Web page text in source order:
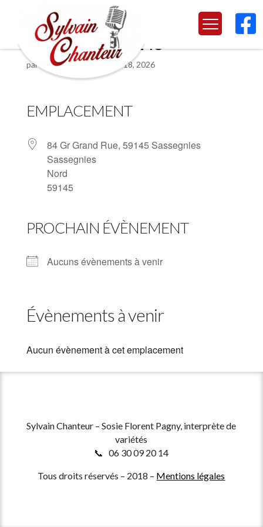

Sassegnies 59145
par Sylvain Chanteur Mai 18, 2026
EMPLACEMENT
84 Gr Grand Rue, 59145 Sassegnies
Sassegnies
Nord
59145
PROCHAIN ÉVÈNEMENT
Aucuns évènements à venir
Évènements à venir
Aucun évènement à cet emplacement
Sylvain Chanteur – Sosie Florent Pagny, interprète de
variétés
📞 06 30 09 20 14
Tous droits réservés – 2018 – Mentions légales